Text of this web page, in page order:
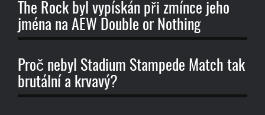
The Rock byl vypískán při zmínce jeho
jména na AEW Double or Nothing
Proč nebyl Stadium Stampede Match tak
brutální a krvavý?